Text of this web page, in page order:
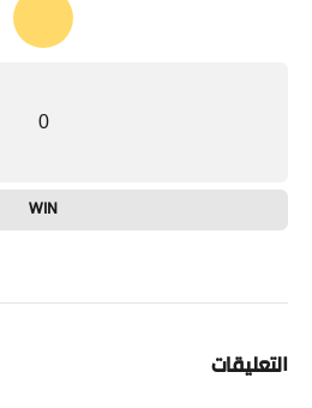
0
WIN
التعليقات